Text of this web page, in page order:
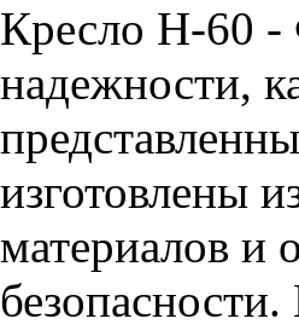
Кресло H-60 -
надежности,
изготовлены
материалов и